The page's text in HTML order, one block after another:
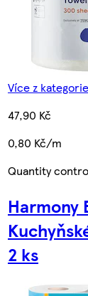
Více z kategorie
47,90 Kč
0,80 Kč/m
Quantity
Harmony
2 ks